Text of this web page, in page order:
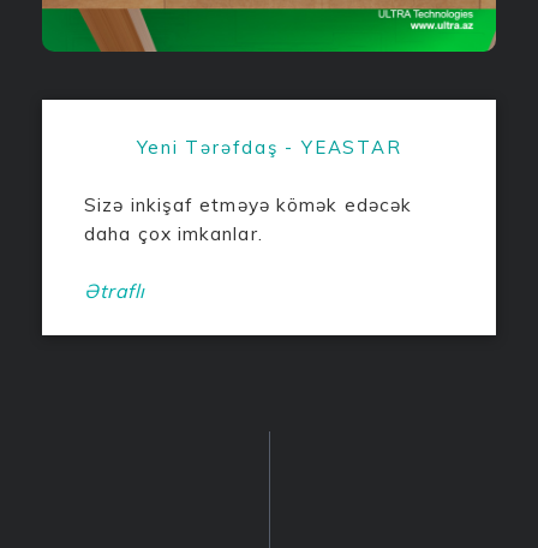
Yeni Tərəfdaş - YEASTAR
Sizə inkişaf etməyə kömək edəcək
daha çox imkanlar.
Ətraflı